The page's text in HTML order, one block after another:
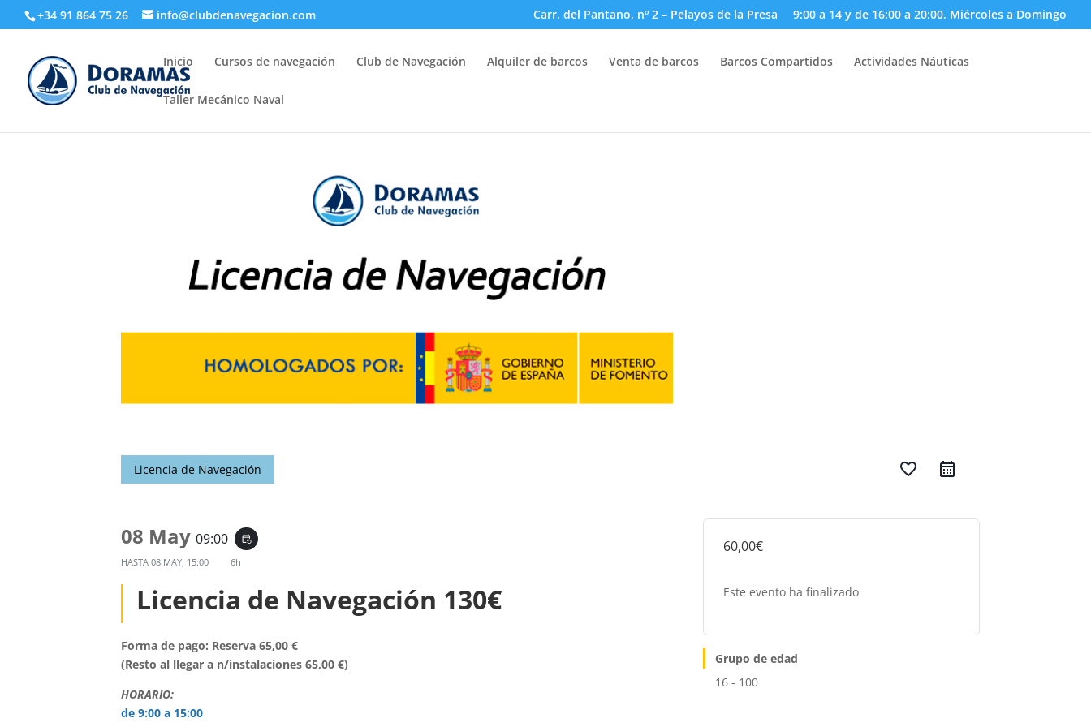
+34 91 864 75 26 info@clubdenavegacion.com Carr. del Pantano, nº 2 – Pelayos de la Presa 9:00 a 14 y de 16:00 a 20:00, Miércoles a Domingo
Inicio Cursos de navegación Club de Navegación Alquiler de barcos Venta de barcos Barcos Compartidos Actividades Náuticas
Taller Mecánico Naval
Licencia de Navegación favorite_border
08 May09:00 event_repeat
HASTA08 MAY, 15:00 6h
Licencia de Navegación 130€
Forma de pago: Reserva 65,00 €
(Resto al llegar a n/instalaciones 65,00 €)
HORARIO:
de 9:00 a 15:00
60,00€
Este evento ha finalizado
Grupo de edad
16 - 100